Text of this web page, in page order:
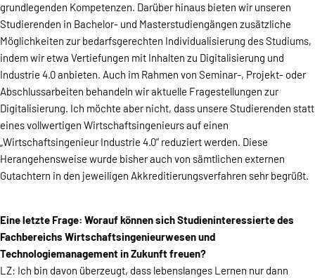
grundlegenden Kompetenzen. Darüber hinaus bieten wir unseren
Studierenden in Bachelor- und Masterstudiengängen zusätzliche
Möglichkeiten zur bedarfsgerechten Individualisierung des Studiums,
indem wir etwa Vertiefungen mit Inhalten zu Digitalisierung und
Industrie 4.0 anbieten. Auch im Rahmen von Seminar-, Projekt- oder
Abschlussarbeiten behandeln wir aktuelle Fragestellungen zur
Digitalisierung. Ich möchte aber nicht, dass unsere Studierenden statt
eines vollwertigen Wirtschaftsingenieurs auf einen
„Wirtschaftsingenieur Industrie 4.0“ reduziert werden. Diese
Herangehensweise wurde bisher auch von sämtlichen externen
Gutachtern in den jeweiligen Akkreditierungsverfahren sehr begrüßt.
Eine letzte Frage: Worauf können sich Studieninteressierte des
Fachbereichs Wirtschaftsingenieurwesen und
Technologiemanagement in Zukunft freuen?
LZ: Ich bin davon überzeugt, dass lebenslanges Lernen nur dann